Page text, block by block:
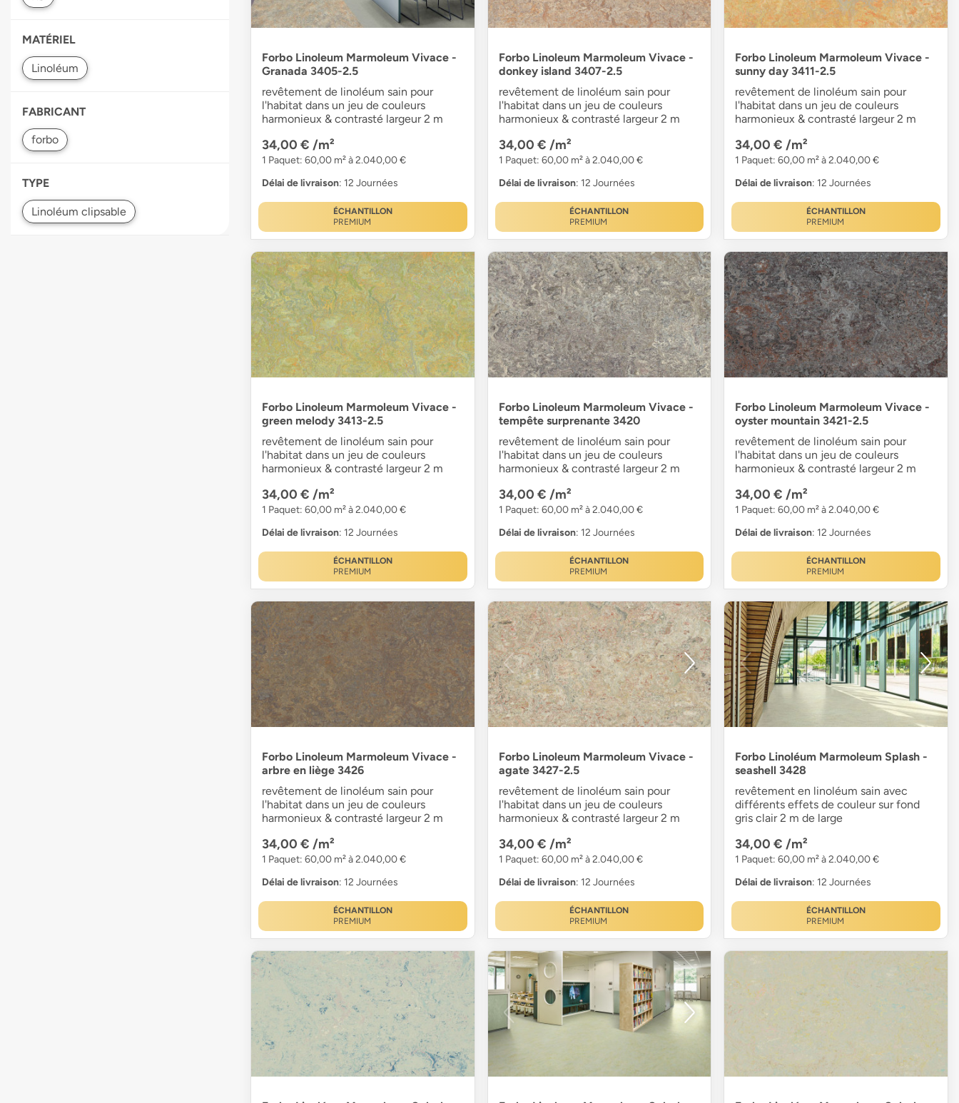
MATÉRIEL
FABRICANT
TYPE
Forbo Linoleum Marmoleum Vivace -
Granada 3405-2.5
revêtement de linoléum sain pour
l'habitat dans un jeu de couleurs
harmonieux & contrasté largeur 2 m
34,00 € /m²
1 Paquet: 60,00 m² à 2.040,00 €
Délai de livraison: 12 Journées
ÉCHANTILLON
PREMIUM
Forbo Linoleum Marmoleum Vivace -
donkey island 3407-2.5
revêtement de linoléum sain pour
l'habitat dans un jeu de couleurs
harmonieux & contrasté largeur 2 m
34,00 € /m²
1 Paquet: 60,00 m² à 2.040,00 €
Délai de livraison: 12 Journées
ÉCHANTILLON
PREMIUM
Forbo Linoleum Marmoleum Vivace -
sunny day 3411-2.5
revêtement de linoléum sain pour
l'habitat dans un jeu de couleurs
harmonieux & contrasté largeur 2 m
34,00 € /m²
1 Paquet: 60,00 m² à 2.040,00 €
Délai de livraison: 12 Journées
ÉCHANTILLON
PREMIUM
Forbo Linoleum Marmoleum Vivace -
green melody 3413-2.5
revêtement de linoléum sain pour
l'habitat dans un jeu de couleurs
harmonieux & contrasté largeur 2 m
34,00 € /m²
1 Paquet: 60,00 m² à 2.040,00 €
Délai de livraison: 12 Journées
ÉCHANTILLON
PREMIUM
Forbo Linoleum Marmoleum Vivace -
tempête surprenante 3420
revêtement de linoléum sain pour
l'habitat dans un jeu de couleurs
harmonieux & contrasté largeur 2 m
34,00 € /m²
1 Paquet: 60,00 m² à 2.040,00 €
Délai de livraison: 12 Journées
ÉCHANTILLON
PREMIUM
Forbo Linoleum Marmoleum Vivace -
oyster mountain 3421-2.5
revêtement de linoléum sain pour
l'habitat dans un jeu de couleurs
harmonieux & contrasté largeur 2 m
34,00 € /m²
1 Paquet: 60,00 m² à 2.040,00 €
Délai de livraison: 12 Journées
ÉCHANTILLON
PREMIUM
Forbo Linoleum Marmoleum Vivace -
arbre en liège 3426
revêtement de linoléum sain pour
l'habitat dans un jeu de couleurs
harmonieux & contrasté largeur 2 m
34,00 € /m²
1 Paquet: 60,00 m² à 2.040,00 €
Délai de livraison: 12 Journées
ÉCHANTILLON
PREMIUM
Forbo Linoleum Marmoleum Vivace -
agate 3427-2.5
revêtement de linoléum sain pour
l'habitat dans un jeu de couleurs
harmonieux & contrasté largeur 2 m
34,00 € /m²
1 Paquet: 60,00 m² à 2.040,00 €
Délai de livraison: 12 Journées
ÉCHANTILLON
PREMIUM
Forbo Linoléum Marmoleum Splash -
seashell 3428
revêtement en linoléum sain avec
différents effets de couleur sur fond
gris clair 2 m de large
34,00 € /m²
1 Paquet: 60,00 m² à 2.040,00 €
Délai de livraison: 12 Journées
ÉCHANTILLON
PREMIUM